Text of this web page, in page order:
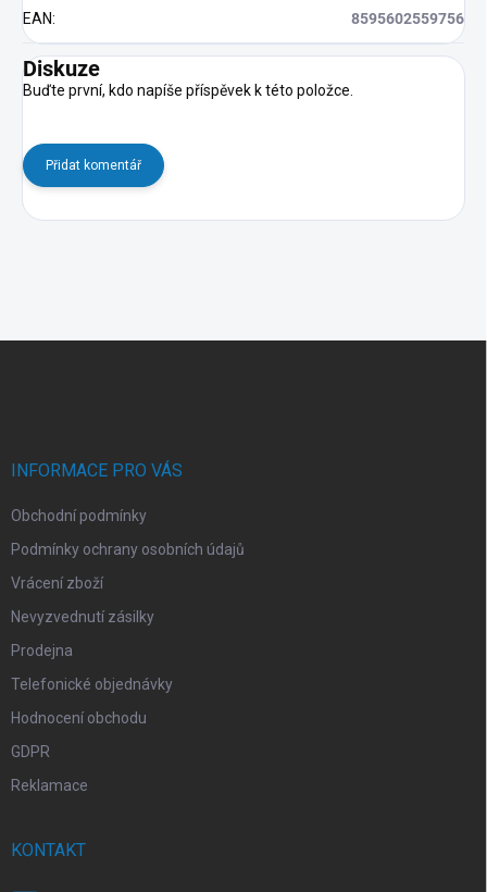
EAN: 8595602559756
Diskuze
Buďte první, kdo napíše příspěvek k této položce.
Přidat komentář
INFORMACE PRO VÁS
Obchodní podmínky
Podmínky ochrany osobních údajů
Vrácení zboží
Nevyzvednutí zásilky
Prodejna
Telefonické objednávky
Hodnocení obchodu
GDPR
Reklamace
KONTAKT